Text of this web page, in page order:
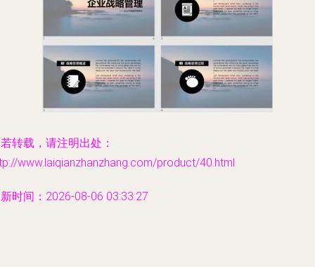
转载，请注明出处：
www.laiqianzhanzhang.com/product/40.html
时间：2026-08-06 03:33:27